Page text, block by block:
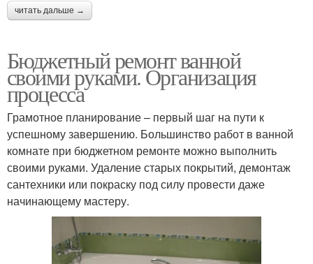
читать дальше →
Бюджетный ремонт ванной
своими руками. Организация
процесса
Грамотное планирование – первый шаг на пути к
успешному завершению. Большинство работ в ванной
комнате при бюджетном ремонте можно выполнить
своими руками. Удаление старых покрытий, демонтаж
сантехники или покраску под силу провести даже
начинающему мастеру.